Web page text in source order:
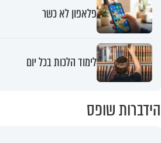
פלאפון לא כשר
לימוד הלכות בכל יום
הידברות שופס